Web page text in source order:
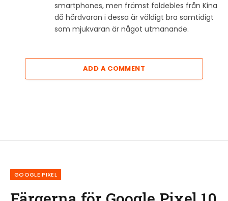
smartphones, men främst foldebles från Kina
då hårdvaran i dessa är väldigt bra samtidigt
som mjukvaran är något utmanande.
ADD A COMMENT
GOOGLE PIXEL